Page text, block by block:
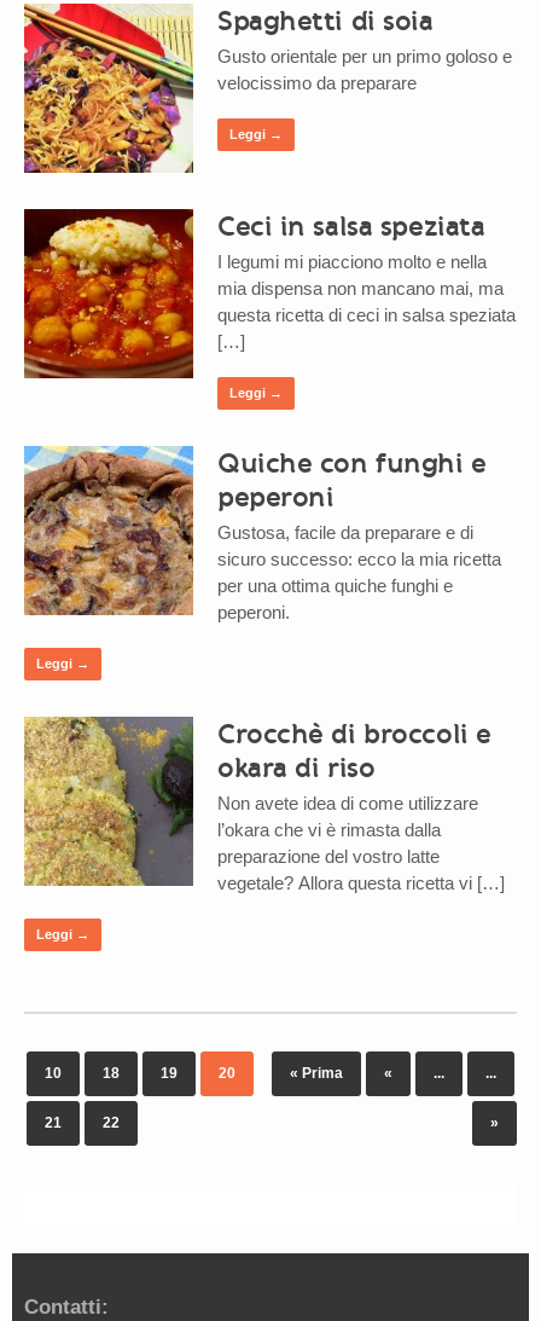
Spaghetti di soia
Gusto orientale per un primo goloso e
velocissimo da preparare
Leggi →
Ceci in salsa speziata
I legumi mi piacciono molto e nella
mia dispensa non mancano mai, ma
questa ricetta di ceci in salsa speziata
[…]
Leggi →
Quiche con funghi e
peperoni
Gustosa, facile da preparare e di
sicuro successo: ecco la mia ricetta
per una ottima quiche funghi e
peperoni.
Leggi →
Crocchè di broccoli e
okara di riso
Non avete idea di come utilizzare
l’okara che vi è rimasta dalla
preparazione del vostro latte
vegetale? Allora questa ricetta vi […]
Leggi →
« Prima « ...
10 ...
18 19 20
21 22 »
Contatti: